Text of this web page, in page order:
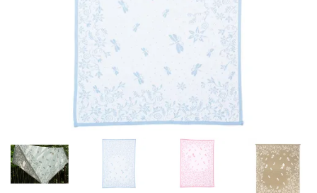
Misky, príbory
Skladovanie potravín
Výbava na príkrmy
Detské nože a krájače